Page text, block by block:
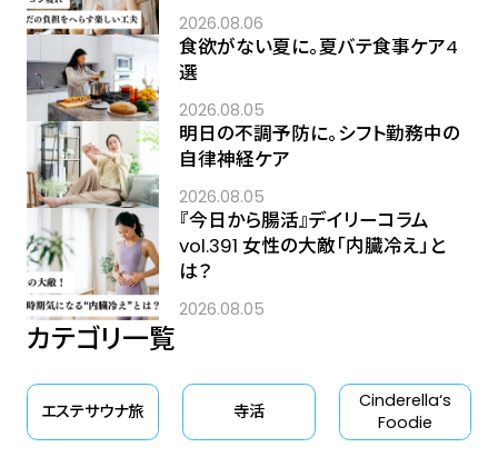
2026.08.06
食欲がない夏に。夏バテ食事ケア4
選
2026.08.05
明日の不調予防に。シフト勤務中の
自律神経ケア
2026.08.05
『今日から腸活』デイリーコラム
vol.391 女性の大敵「内臓冷え」と
は？
2026.08.05
カテゴリ一覧
エステサウナ旅 寺活
Cinderella‘s
Foodie